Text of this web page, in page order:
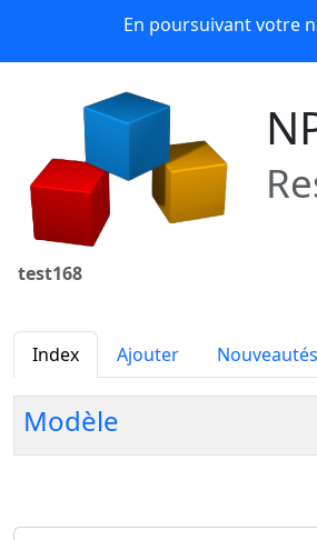
News Forums
test168
Index Ajouter Nouveautés
Modèle
Panneau de gestion des cookies
En poursuivant votre